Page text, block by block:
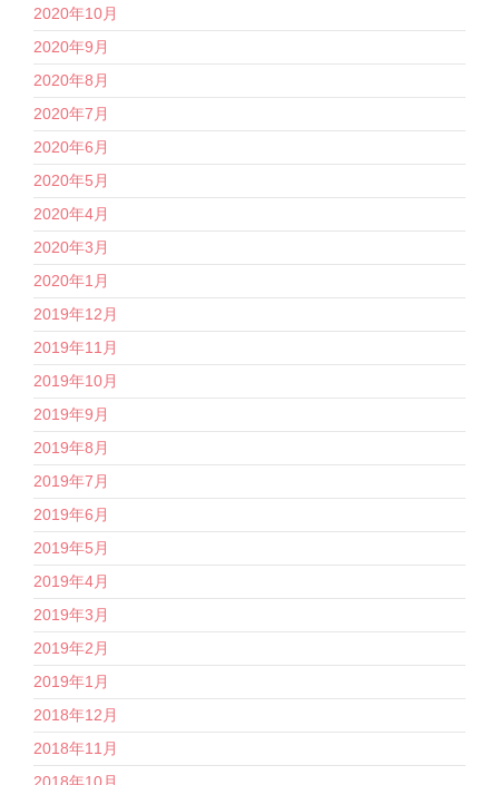
2020年10月
2020年9月
2020年8月
2020年7月
2020年6月
2020年5月
2020年4月
2020年3月
2020年1月
2019年12月
2019年11月
2019年10月
2019年9月
2019年8月
2019年7月
2019年6月
2019年5月
2019年4月
2019年3月
2019年2月
2019年1月
2018年12月
2018年11月